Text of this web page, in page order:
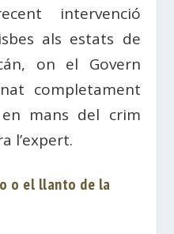
intervenció
als estats de
on el Govern
completament
mans del crim
l’expert.
o el llanto de la